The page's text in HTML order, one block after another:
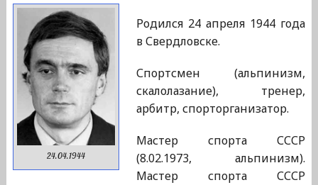
24.04.1944
Родился 24 апреля 1944 года
в Свердловске.
Спортсмен (альпинизм,
скалолазание), тренер,
арбитр, спорторганизатор.
Мастер спорта СССР
(8.02.1973, альпинизм).
Мастер спорта СССР